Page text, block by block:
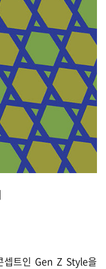
셉트인 Gen Z Style을